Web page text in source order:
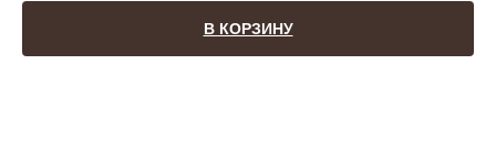
В КОРЗИНУ